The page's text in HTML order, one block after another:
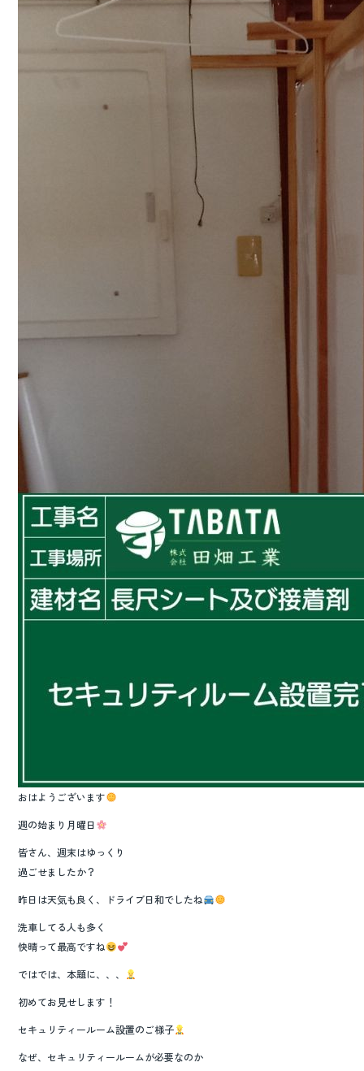
おはようございます
週の始まり月曜日
皆さん、週末はゆっくり
過ごせましたか？
昨日は天気も良く、ドライブ日和でしたね
洗車してる人も多く
快晴って最高ですね
ではでは、本題に、、、
初めてお見せします！
セキュリティールーム設置のご様子
なぜ、セキュリティールームが必要なのか